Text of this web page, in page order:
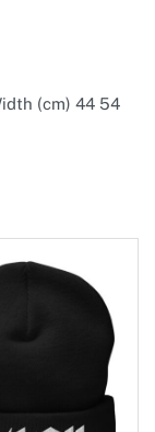
(cm) 44 54